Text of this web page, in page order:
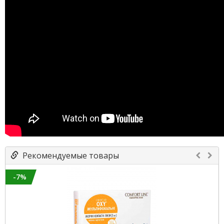
Рекомендуемые товары
-7%